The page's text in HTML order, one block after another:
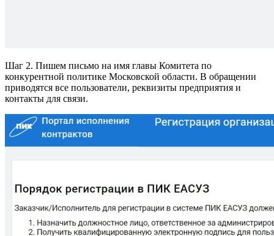
Шаг 2. Пишем письмо на имя главы Комитета по
конкурентной политике Московской области. В обращении
приводятся все пользователи, реквизиты предприятия и
контакты для связи.